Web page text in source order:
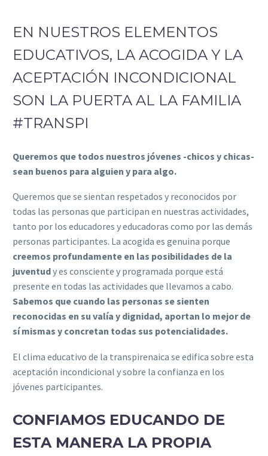
EN NUESTROS ELEMENTOS
EDUCATIVOS, LA ACOGIDA Y LA
ACEPTACIÓN INCONDICIONAL
SON LA PUERTA AL LA FAMILIA
#TRANSPI
Queremos que todos nuestros jóvenes -chicos y chicas-
sean buenos para alguien y para algo.
Queremos que se sientan respetados y reconocidos por
todas las personas que participan en nuestras actividades,
tanto por los educadores y educadoras como por las demás
personas participantes. La acogida es genuina porque
creemos profundamente en las posibilidades de la
juventudy es consciente y programada porque está
presente en todas las actividades que llevamos a cabo.
Sabemos que cuando las personas se sienten
reconocidas en su valía y dignidad, aportan lo mejor de
sí mismas y concretan todas sus potencialidades.
El clima educativo de la transpirenaica se edifica sobre esta
aceptación incondicional y sobre la confianza en los
jóvenes participantes.
CONFIAMOS EDUCANDO DE
ESTA MANERA LA PROPIA